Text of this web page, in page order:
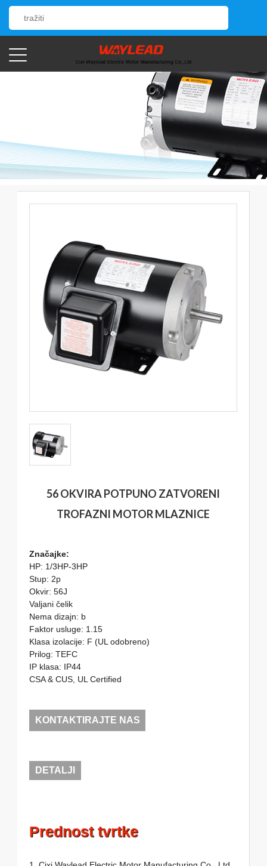
56 OKVIRA POTPUNO ZATVORENI
TROFAZNI MOTOR MLAZNICE
Značajke:
HP: 1/3HP-3HP
Stup: 2p
Okvir: 56J
Valjani čelik
Nema dizajn: b
Faktor usluge: 1.15
Klasa izolacije: F (UL odobreno)
Prilog: TEFC
IP klasa: IP44
CSA & CUS, UL Certified
KONTAKTIRAJTE NAS
DETALJI
Prednost tvrtke